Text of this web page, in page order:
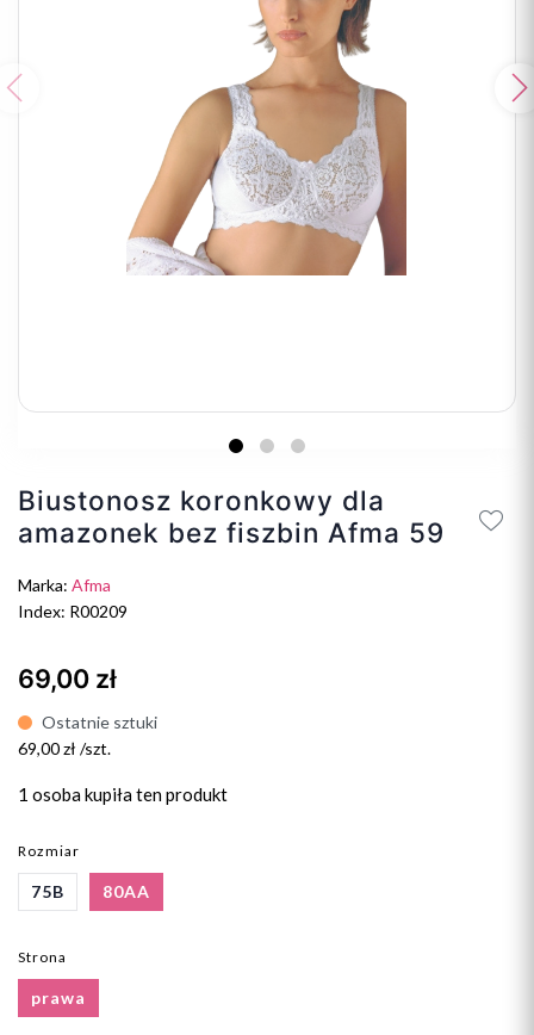
Poprzedni
Biustonosz koronkowy dla
amazonek bez fiszbin Afma 59
Marka: Afma
Index: R00209
69,00 zł
Ostatnie sztuki
69,00 zł /szt.
1 osobakupiła ten produkt
Rozmiar
75B 80AA
Strona
prawa